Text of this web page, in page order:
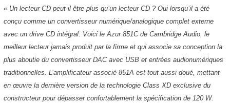
« Un lecteur CD peut-il être plus qu’un lecteur CD ? Oui lorsqu’il a été
conçu comme un convertisseur numérique/analogique complet externe
avec un drive CD intégral. Voici le Azur 851C de Cambridge Audio, le
meilleur lecteur jamais produit par la firme et qui associe sa conception la
plus aboutie du convertisseur DAC avec USB et entrées audionumériques
traditionnelles. L’amplificateur associé 851A est tout aussi doué, mettant
en œuvre la dernière version de la technologie Class XD exclusive du
constructeur pour dépasser confortablement la spécification de 120 W.